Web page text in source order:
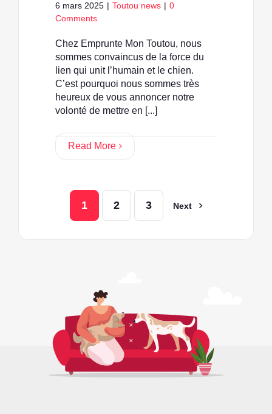
6 mars 2025 | Toutou news | 0
Comments
Chez Emprunte Mon Toutou, nous
sommes convaincus de la force du
lien qui unit l’humain et le chien.
C’est pourquoi nous sommes très
heureux de vous annoncer notre
volonté de mettre en [...]
Read More
1 2 3 Next